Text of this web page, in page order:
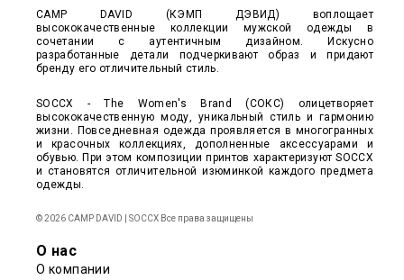
CAMP DAVID (КЭМП ДЭВИД) воплощает
высококачественные коллекции мужской одежды в
сочетании с аутентичным дизайном. Искусно
разработанные детали подчеркивают образ и придают
бренду его отличительный стиль.
SOCCX - The Women's Brand (СОКС) олицетворяет
высококачественную моду, уникальный стиль и гармонию
жизни. Повседневная одежда проявляется в многогранных
и красочных коллекциях, дополненные аксессуарами и
обувью. При этом композиции принтов характеризуют SOCCX
и становятся отличительной изюминкой каждого предмета
одежды.
© 2026 CAMP DAVID | SOCCX Все права защищены
О нас
О компании